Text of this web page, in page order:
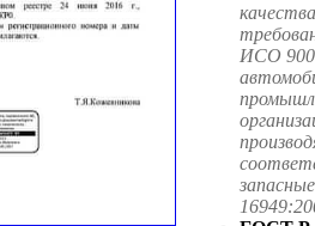
ИСО